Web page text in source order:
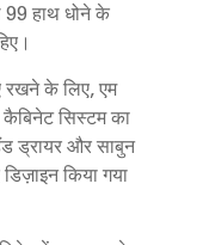
99 हाथ धोने के
रखने के लिए, एम
कैबिनेट सिस्टम का
ड्रायर और साबुन
किया गया